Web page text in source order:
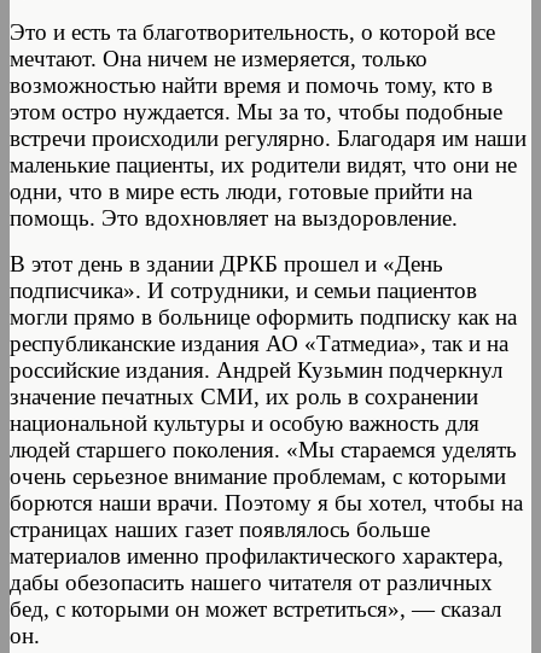
Это и есть та благотворительность, о которой все
мечтают. Она ничем не измеряется, только
возможностью найти время и помочь тому, кто в
этом остро нуждается. Мы за то, чтобы подобные
встречи происходили регулярно. Благодаря им наши
маленькие пациенты, их родители видят, что они не
одни, что в мире есть люди, готовые прийти на
помощь. Это вдохновляет на выздоровление.
В этот день в здании ДРКБ прошел и «День
подписчика». И сотрудники, и семьи пациентов
могли прямо в больнице оформить подписку как на
республиканские издания АО «Татмедиа», так и на
российские издания. Андрей Кузьмин подчеркнул
значение печатных СМИ, их роль в сохранении
национальной культуры и особую важность для
людей старшего поколения. «Мы стараемся уделять
очень серьезное внимание проблемам, с которыми
борются наши врачи. Поэтому я бы хотел, чтобы на
страницах наших газет появлялось больше
материалов именно профилактического характера,
дабы обезопасить нашего читателя от различных
бед, с которыми он может встретиться», — сказал
он.